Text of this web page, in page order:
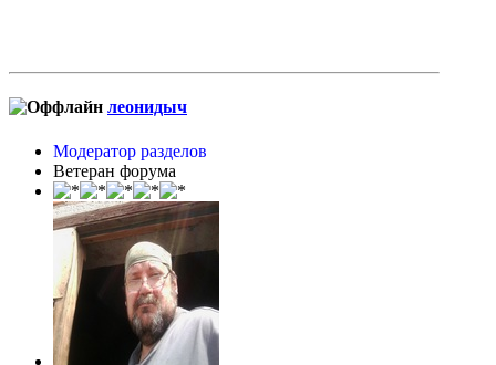
леонидыч
Модератор разделов
Ветеран форума